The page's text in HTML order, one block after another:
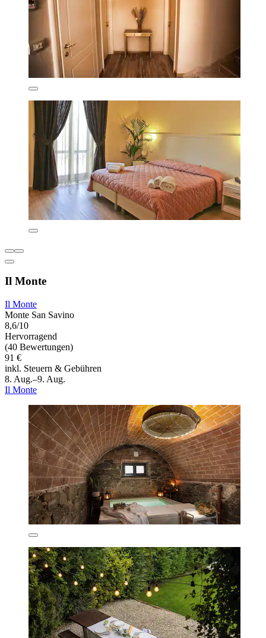
Il Monte
Il Monte
Monte San Savino
8,6/10
Hervorragend
(40 Bewertungen)
91 €
inkl. Steuern & Gebühren
8. Aug.–9. Aug.
Il Monte